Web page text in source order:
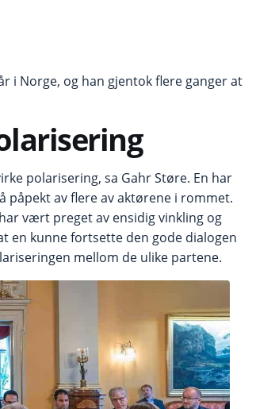
i Norge, og han gjentok flere ganger at
polarisering, sa Gahr Støre. En har
påpekt av flere av aktørene i rommet.
vært preget av ensidig vinkling og
en kunne fortsette den gode dialogen
mellom de ulike partene.